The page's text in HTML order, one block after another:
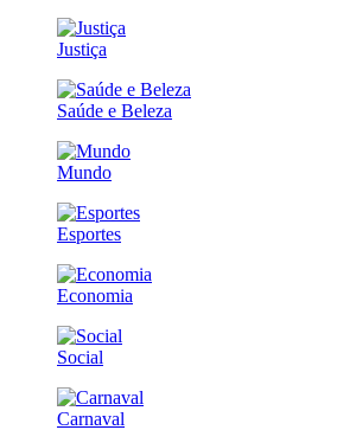
Justiça
Saúde e Beleza
Mundo
Esportes
Economia
Social
Carnaval